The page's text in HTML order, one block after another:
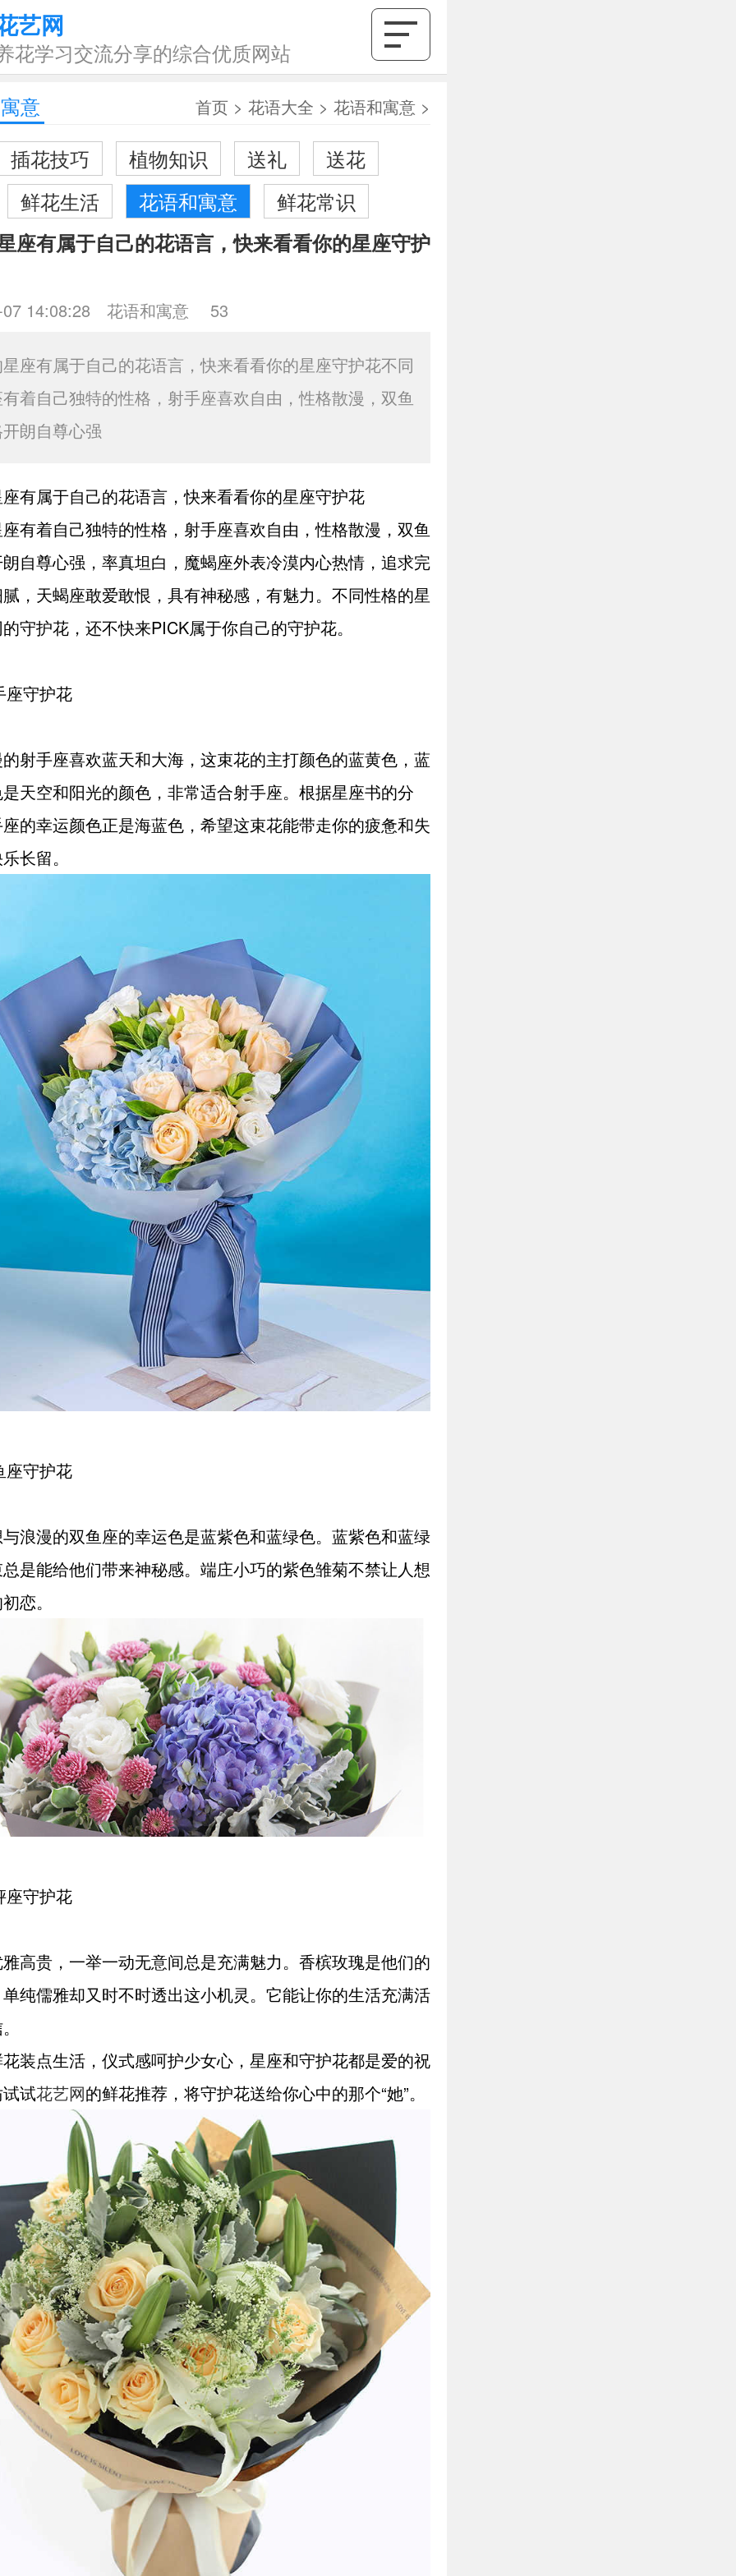
艺网
花学习交流分享的综合优质网站
意
首页 > 花语大全 > 花语和寓意 >
插花技巧 植物知识 送礼
送花
鲜花生活
花语和寓意 鲜花常识
座有属于自己的花语言，快来看看你的星座守护
14:08:28 花语和寓意 53
座有属于自己的花语言，快来看看你的星座守护花不同
着自己独特的性格，射手座喜欢自由，性格散漫，双鱼
朗自尊心强
有属于自己的花语言，快来看看你的星座守护花
有着自己独特的性格，射手座喜欢自由，性格散漫，双鱼
自尊心强，率真坦白，魔蝎座外表冷漠内心热情，追求完
，天蝎座敢爱敢恨，具有神秘感，有魅力。不同性格的星
守护花，还不快来PICK属于你自己的守护花。
守护花
射手座喜欢蓝天和大海，这束花的主打颜色的蓝黄色，蓝
天空和阳光的颜色，非常适合射手座。根据星座书的分
的幸运颜色正是海蓝色，希望这束花能带走你的疲惫和失
长留。
守护花
浪漫的双鱼座的幸运色是蓝紫色和蓝绿色。蓝紫色和蓝绿
是能给他们带来神秘感。端庄小巧的紫色雏菊不禁让人想
恋。
守护花
高贵，一举一动无意间总是充满魅力。香槟玫瑰是他们的
纯儒雅却又时不时透出这小机灵。它能让你的生活充满活
装点生活，仪式感呵护少女心，星座和守护花都是爱的祝
试花艺网的鲜花推荐，将守护花送给你心中的那个“她”。